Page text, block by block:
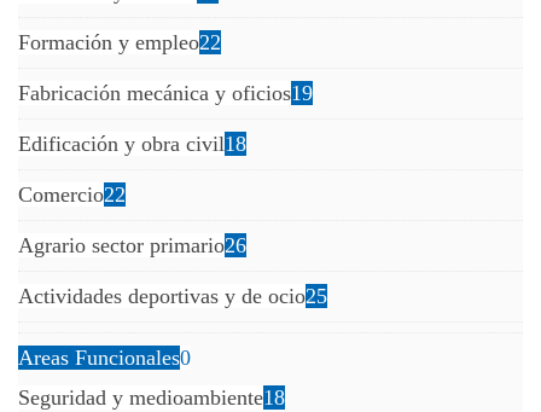
Formación y empleo22
Fabricación mecánica y oficios19
Edificación y obra civil18
Comercio22
Agrario sector primario26
Actividades deportivas y de ocio25
Areas Funcionales0
Seguridad y medioambiente18